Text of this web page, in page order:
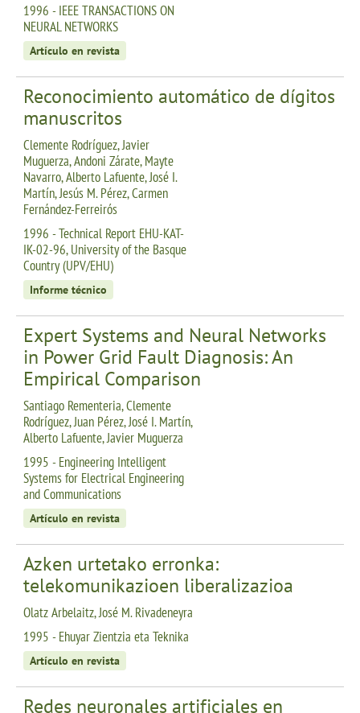
1996 - IEEE TRANSACTIONS ON
NEURAL NETWORKS
Artículo en revista
Reconocimiento automático de dígitos
manuscritos
Clemente Rodríguez, Javier
Muguerza, Andoni Zárate, Mayte
Navarro, Alberto Lafuente, José I.
Martín, Jesús M. Pérez, Carmen
Fernández-Ferreirós
1996 - Technical Report EHU-KAT-
IK-02-96, University of the Basque
Country (UPV/EHU)
Informe técnico
Expert Systems and Neural Networks
in Power Grid Fault Diagnosis: An
Empirical Comparison
Santiago Rementeria, Clemente
Rodríguez, Juan Pérez, José I. Martín,
Alberto Lafuente, Javier Muguerza
1995 - Engineering Intelligent
Systems for Electrical Engineering
and Communications
Artículo en revista
Azken urtetako erronka:
telekomunikazioen liberalizazioa
Olatz Arbelaitz, José M. Rivadeneyra
1995 - Ehuyar Zientzia eta Teknika
Artículo en revista
Redes neuronales artificiales en